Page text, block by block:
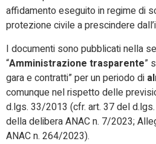
affidamento eseguito in regime di
protezione civile a prescindere
I documenti sono pubblicati nella
“Amministrazione trasparente”
gara e contratti” per un periodo di
comunque nel rispetto delle
d.lgs. 33/2013 (cfr. art. 37 del
della delibera ANAC n. 7/2023;
ANAC n. 264/2023).